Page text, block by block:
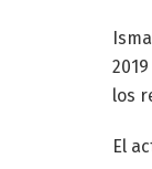
los
El